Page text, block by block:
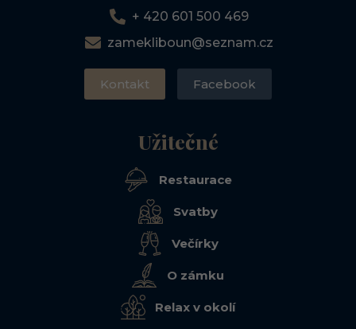
+ 420 601 500 469
zamekliboun@seznam.cz
Kontakt Facebook
Užitečné
Restaurace
Svatby
Večírky
O zámku
Relax v okolí